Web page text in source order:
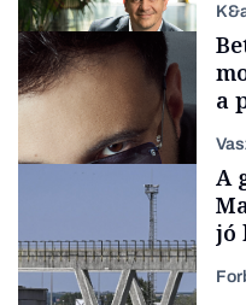
Családi
vállalkozások
TÁMOGATÓI
Forbes-sztori
a
A
jó